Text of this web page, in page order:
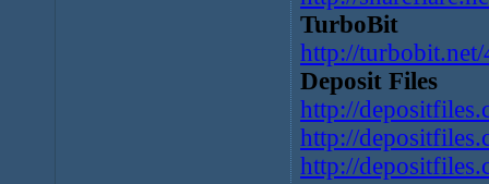
TurboBit
http://
Deposit Files
http://
http://
http://